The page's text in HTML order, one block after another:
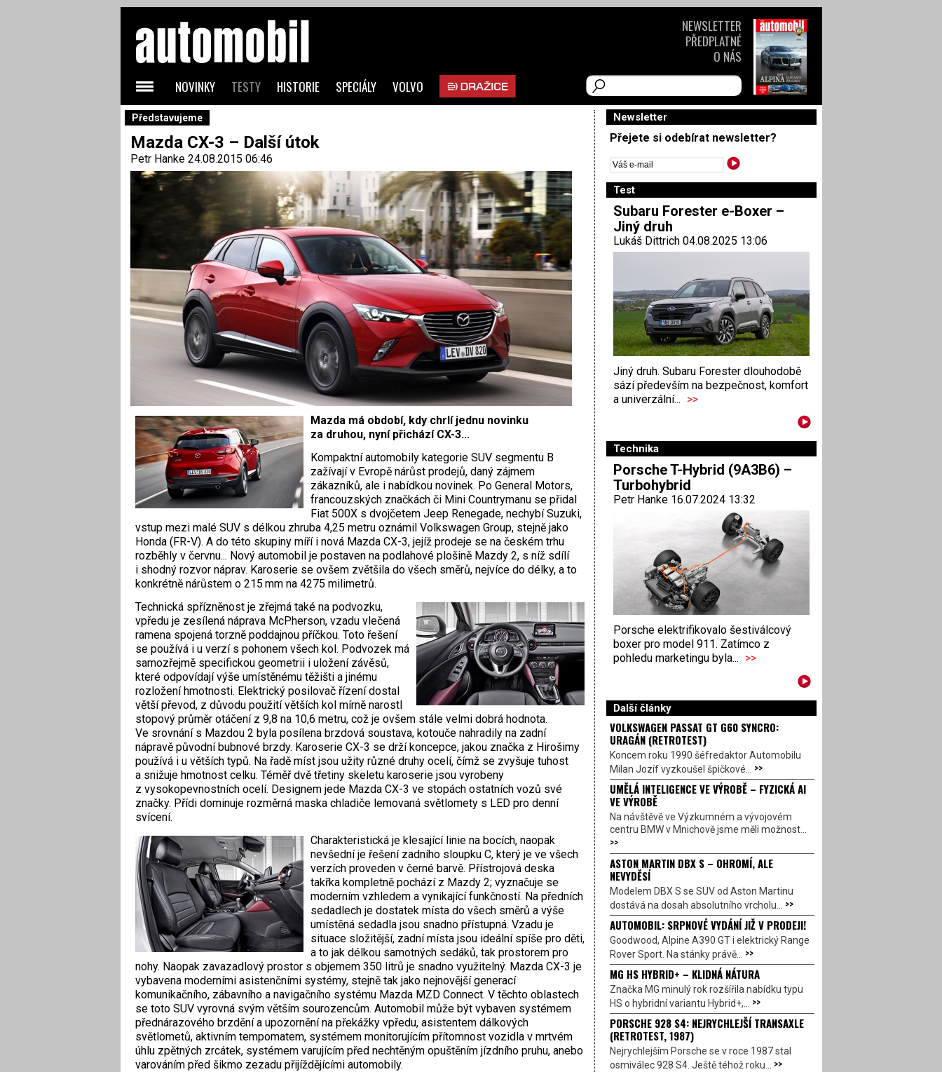
Představujeme
Mazda CX-3 – Další útok
Petr Hanke24.08.2015 06:46
Mazda má období, kdy chrlí jednu novinku
za druhou, nyní přichází CX-3...
Kompaktní automobily kategorie SUV segmentu B
zažívají v Evropě nárůst prodejů, daný zájmem
zákazníků, ale i nabídkou novinek. Po General Motors,
francouzských značkách či Mini Countrymanu se přidal
Fiat 500X s dvojčetem Jeep Renegade, nechybí Suzuki,
vstup mezi malé SUV s délkou zhruba 4,25 metru oznámil Volkswagen Group, stejně jako
Honda (FR-V). A do této skupiny míří i nová Mazda CX-3, jejíž prodeje se na českém trhu
rozběhly v červnu... Nový automobil je postaven na podlahové plošině Mazdy 2, s níž sdílí
i shodný rozvor náprav. Karoserie se ovšem zvětšila do všech směrů, nejvíce do délky, a to
konkrétně nárůstem o 215 mm na 4275 milimetrů.
Technická spřízněnost je zřejmá také na podvozku,
vpředu je zesílená náprava McPherson, vzadu vlečená
ramena spojená torzně poddajnou příčkou. Toto řešení
se používá i u verzí s pohonem všech kol. Podvozek má
samozřejmě specifickou geometrii i uložení závěsů,
které odpovídají výše umístěnému těžišti a jinému
rozložení hmotnosti. Elektrický posilovač řízení dostal
větší převod, z důvodu použití větších kol mírně narostl
stopový průměr otáčení z 9,8 na 10,6 metru, což je ovšem stále velmi dobrá hodnota.
Ve srovnání s Mazdou 2 byla posílena brzdová soustava, kotouče nahradily na zadní
nápravě původní bubnové brzdy. Karoserie CX-3 se drží koncepce, jakou značka z Hirošimy
používá i u větších typů. Na řadě míst jsou užity různé druhy ocelí, čímž se zvyšuje tuhost
a snižuje hmotnost celku. Téměř dvě třetiny skeletu karoserie jsou vyrobeny
z vysokopevnostních ocelí. Designem jede Mazda CX-3 ve stopách ostatních vozů své
značky. Přídi dominuje rozměrná maska chladiče lemovaná světlomety s LED pro denní
svícení.
Charakteristická je klesající linie na bocích, naopak
nevšední je řešení zadního sloupku C, který je ve všech
verzích proveden v černé barvě. Přístrojová deska
takřka kompletně pochází z Mazdy 2; vyznačuje se
moderním vzhledem a vynikající funkčností. Na předních
sedadlech je dostatek místa do všech směrů a výše
umístěná sedadla jsou snadno přístupná. Vzadu je
situace složitější, zadní místa jsou ideální spíše pro děti,
a to jak délkou samotných sedáků, tak prostorem pro
nohy. Naopak zavazadlový prostor s objemem 350 litrů je snadno využitelný. Mazda CX-3 je
vybavena moderními asistenčními systémy, stejně tak jako nejnovější generací
komunikačního, zábavního a navigačního systému Mazda MZD Connect. V těchto oblastech
se toto SUV vyrovná svým větším sourozencům. Automobil může být vybaven systémem
přednárazového brzdění a upozornění na překážky vpředu, asistentem dálkových
světlometů, aktivním tempomatem, systémem monitorujícím přítomnost vozidla v mrtvém
úhlu zpětných zrcátek, systémem varujícím před nechtěným opuštěním jízdního pruhu, anebo
varováním před šikmo zezadu přijíždějícími automobily.
Newsletter
Přejete si odebírat newsletter?
Test
Subaru Forester e-Boxer –
Jiný druh
Lukáš Dittrich 04.08.2025 13:06
Jiný druh. Subaru Forester dlouhodobě
sází především na bezpečnost, komfort
a univerzální... >>
Technika
Porsche T-Hybrid (9A3B6) –
Turbohybrid
Petr Hanke 16.07.2024 13:32
Porsche elektrifikovalo šestiválcový
boxer pro model 911. Zatímco z
pohledu marketingu byla... >>
Další články
VOLKSWAGEN PASSAT GT G60 SYNCRO:
URAGÁN (RETROTEST)
Koncem roku 1990 šéfredaktor Automobilu
Milan Jozíf vyzkoušel špičkové... >>
UMĚLÁ INTELIGENCE VE VÝROBĚ – FYZICKÁ AI
VE VÝROBĚ
Na návštěvě ve Výzkumném a vývojovém
centru BMW v Mnichově jsme měli možnost...
>>
ASTON MARTIN DBX S – OHROMÍ, ALE
NEVYDĚSÍ
Modelem DBX S se SUV od Aston Martinu
dostává na dosah absolutního vrcholu... >>
AUTOMOBIL: SRPNOVÉ VYDÁNÍ JIŽ V PRODEJI!
Goodwood, Alpine A390 GT i elektrický Range
Rover Sport. Na stánky právě... >>
MG HS HYBRID+ – KLIDNÁ NÁTURA
Značka MG minulý rok rozšířila nabídku typu
HS o hybridní variantu Hybrid+,... >>
PORSCHE 928 S4: NEJRYCHLEJŠÍ TRANSAXLE
(RETROTEST, 1987)
Nejrychlejším Porsche se v roce 1987 stal
osmiválec 928 S4. Ještě téhož roku... >>
NOVINKY TESTY HISTORIE SPECIÁLY VOLVO
NEWSLETTER
PŘEDPLATNÉ
O NÁS